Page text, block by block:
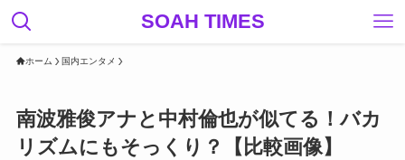
SOAH TIMES
ホーム 国内エンタメ
南波雅俊アナと中村倫也が似てる！バカ
リズムにもそっくり？【比較画像】